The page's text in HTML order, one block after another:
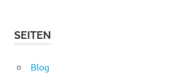
SEITEN
Blog